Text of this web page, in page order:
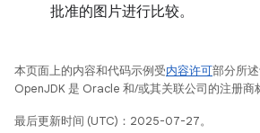
批准的图片进行比较。
本页面上的内容和代码示例受内容许可部分所
OpenJDK 是 Oracle 和/或其关联公司的注册商
最后更新时间 (UTC)：2025-07-27。